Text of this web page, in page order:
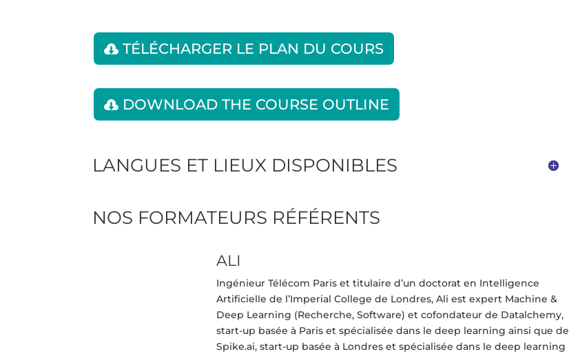
TÉLÉCHARGER LE PLAN DU COURS
DOWNLOAD THE COURSE OUTLINE
LANGUES ET LIEUX DISPONIBLES
NOS FORMATEURS RÉFÉRENTS
ALI
Ingénieur Télécom Paris et titulaire d’un doctorat en Intelligence
Artificielle de l’Imperial College de Londres, Ali est expert Machine &
Deep Learning (Recherche, Software) et cofondateur de Datalchemy,
start-up basée à Paris et spécialisée dans le deep learning ainsi que de
Spike.ai, start-up basée à Londres et spécialisée dans le deep learning